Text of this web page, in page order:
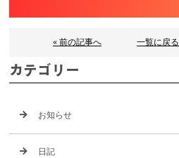
« 前の記事へ 一覧に戻る
カテゴリー
お知らせ
日記